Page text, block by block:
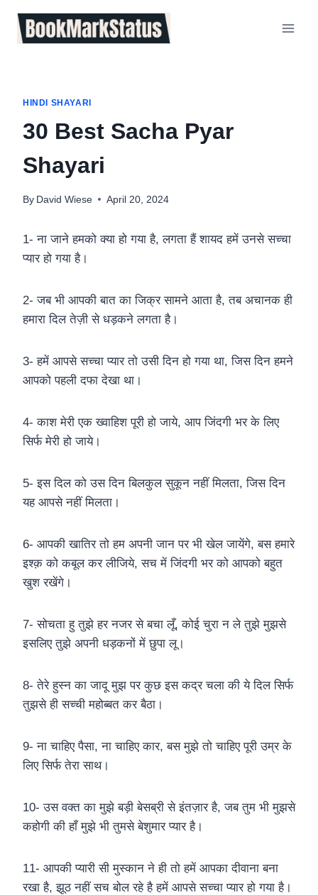
content
HINDI SHAYARI
30 Best Sacha Pyar
Shayari
By David Wiese April 20, 2024
1- ना जाने हमको क्या हो गया है, लगता हैं शायद हमें उनसे सच्चा
प्यार हो गया है।
2- जब भी आपकी बात का जिक्र सामने आता है, तब अचानक ही
हमारा दिल तेज़ी से धड़कने लगता है।
3- हमें आपसे सच्चा प्यार तो उसी दिन हो गया था, जिस दिन हमने
आपको पहली दफा देखा था।
4- काश मेरी एक ख्वाहिश पूरी हो जाये, आप जिंदगी भर के लिए
सिर्फ मेरी हो जाये।
5- इस दिल को उस दिन बिलकुल सुकून नहीं मिलता, जिस दिन
यह आपसे नहीं मिलता।
6- आपकी खातिर तो हम अपनी जान पर भी खेल जायेंगे, बस हमारे
इश्क़ को कबूल कर लीजिये, सच में जिंदगी भर को आपको बहुत
खुश रखेंगे।
7- सोचता हु तुझे हर नजर से बचा लूँ, कोई चुरा न ले तुझे मुझसे
इसलिए तुझे अपनी धड़कनों में छुपा लू।
8- तेरे हुस्न का जादू मुझ पर कुछ इस कद्र चला की ये दिल सिर्फ
तुझसे ही सच्ची महोब्बत कर बैठा।
9- ना चाहिए पैसा, ना चाहिए कार, बस मुझे तो चाहिए पूरी उम्र के
लिए सिर्फ तेरा साथ।
10- उस वक्त का मुझे बड़ी बेसब्री से इंतज़ार है, जब तुम भी मुझसे
कहोगी की हाँ मुझे भी तुमसे बेशुमार प्यार है।
11- आपकी प्यारी सी मुस्कान ने ही तो हमें आपका दीवाना बना
रखा है, झूठ नहीं सच बोल रहे है हमें आपसे सच्चा प्यार हो गया है।